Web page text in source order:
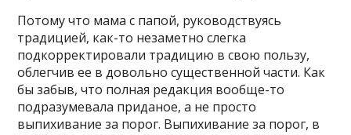
Потому что мама с папой, руководствуясь
традицией, как-то незаметно слегка
подкорректировали традицию в свою пользу,
облегчив ее в довольно существенной части. Как
бы забыв, что полная редакция вообще-то
подразумевала приданое, а не просто
выпихивание за порог. Выпихивание за порог, в